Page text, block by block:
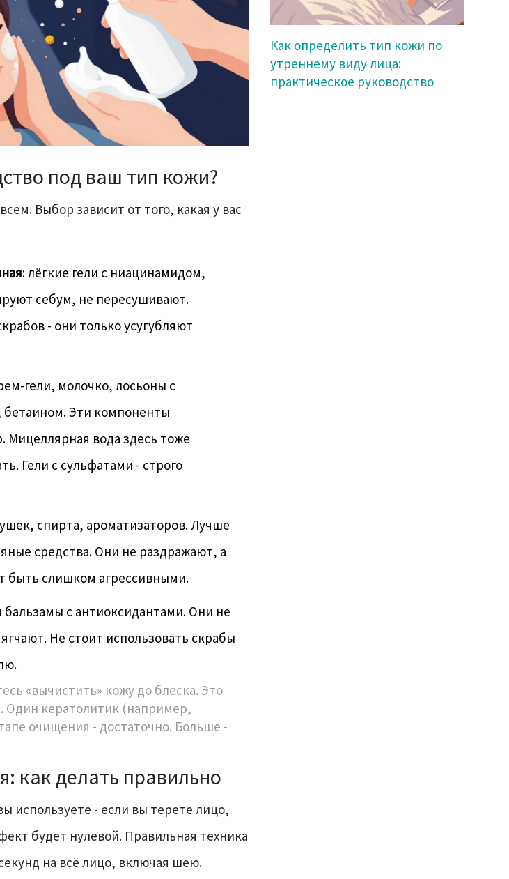
под ваш тип кожи?
Выбор зависит от того, какая у вас
: лёгкие гели с ниацинамидом,
себум, не пересушивают.
- они только усугубляют
гели, молочко, лосьоны с
Эти компоненты
Мицеллярная вода здесь тоже
Гели с сульфатами - строго
спирта, ароматизаторов. Лучше
средства. Они не раздражают, а
быть слишком агрессивными.
бальзамы с антиоксидантами. Они не
Не стоит использовать скрабы
«вычистить» кожу до блеска. Это
Один кератолитик (например,
очищения - достаточно. Больше -
как делать правильно
используете - если вы терете лицо,
будет нулевой. Правильная техника
на всё лицо, включая шею.
Как определить тип кожи по
утреннему виду лица:
практическое руководство